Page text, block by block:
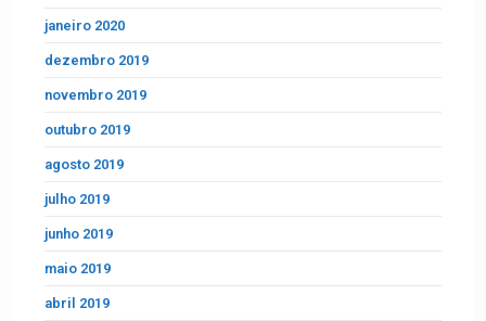
janeiro 2020
dezembro 2019
novembro 2019
outubro 2019
agosto 2019
julho 2019
junho 2019
maio 2019
abril 2019